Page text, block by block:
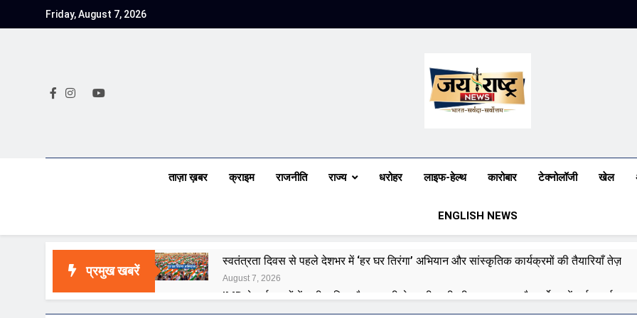
Friday, August 7, 2026
Jai Rashtra
ताज़ा ख़बर क्राइम राजनीति राज्य धरोहर लाइफ-हेल्थ कारोबार टेक्नोलॉजी खेल
ENGLISH NEWS
प्रमुख खबरें
स्वतंत्रता दिवस से पहले देशभर में ‘हर घर तिरंगा’ अभियान और सांस्कृतिक कार्यक्रमों की तैयारियाँ तेज़
August 7, 2026
IMD ने कई राज्यों में भारी बारिश और बाढ़ की चेतावनी जारी की, उत्तर भारत और पूर्वोत्तर में हाई अलर्ट
August 7, 2026